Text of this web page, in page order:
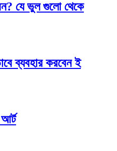
যে ভুল গুলো থেকে
ব্যবহার করবেন ই